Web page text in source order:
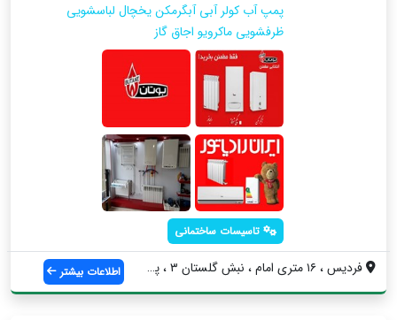
پمپ آب کولر آبی آبگرمکن یخچال لباسشویی
ظرفشویی ماکرویو اجاق گاز
تاسیسات ساختمانی
فردیس ، ۱۶ متری امام ، نبش گلستان ۳ ، پل... اطلاعات بیشتر